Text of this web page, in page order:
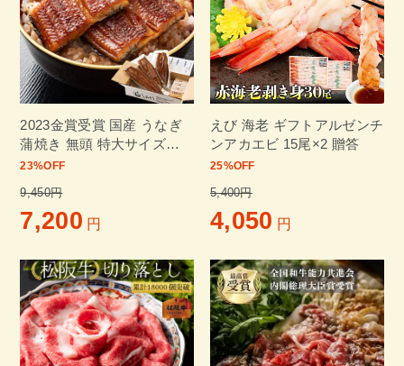
2023金賞受賞 国産 うなぎ
蒲焼き 無頭 特大サイズ
(170g前後×3尾 ) 通常箱
23%OFF
9,450円
7,200 円
えび 海老 ギフトアルゼンチ
ンアカエビ 15尾×2 贈答
25%OFF
5,400円
4,050 円